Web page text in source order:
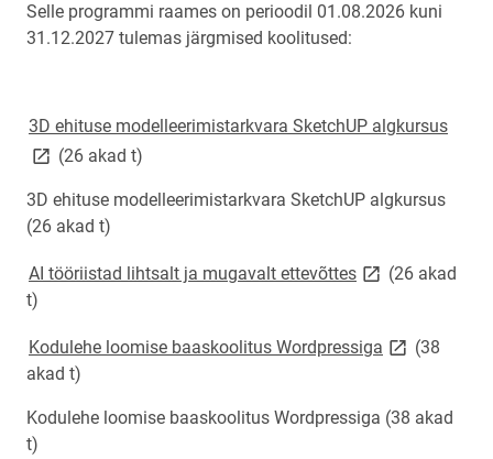
Selle programmi raames on perioodil 01.08.2026 kuni
31.12.2027 tulemas järgmised koolitused:
3D ehituse modelleerimistarkvara SketchUP algkursuslink
(26 akad t)
3D ehituse modelleerimistarkvara SketchUP algkursus
(26 akad t)
AI tööriistad lihtsalt ja mugavalt ettevõtteslink opens on
(26 akad
t)
Kodulehe loomise baaskoolitus Wordpressiga link opens on
(38
akad t)
Kodulehe loomise baaskoolitus Wordpressiga (38 akad
t)